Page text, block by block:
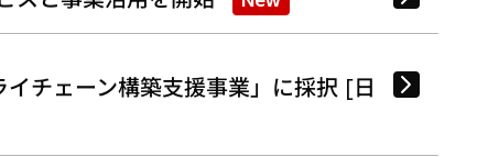
チェーン構築支援事業」に採択 [日